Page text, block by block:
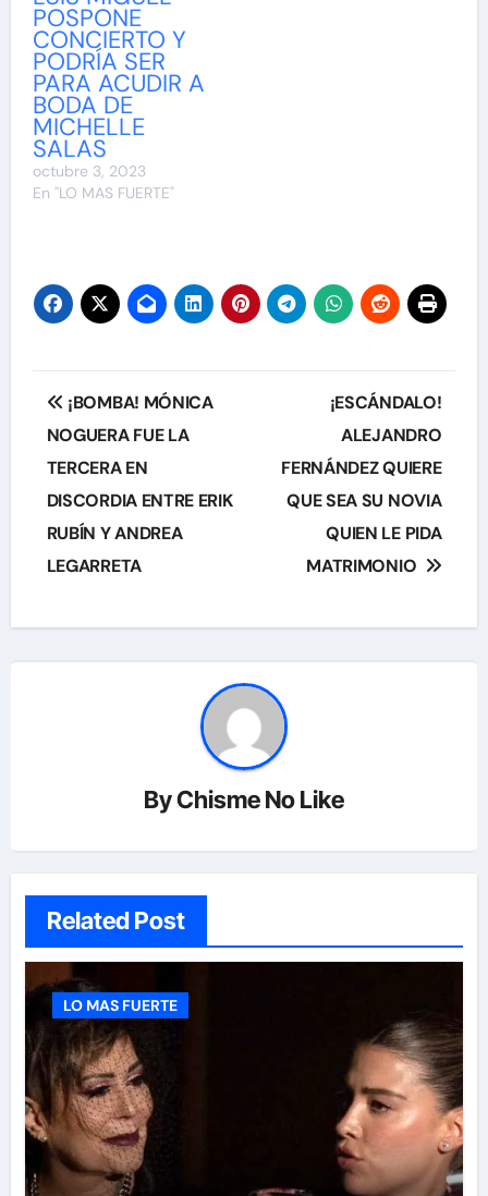
POSPONE
CONCIERTO Y
PODRÍA SER
PARA ACUDIR A
BODA DE
MICHELLE
SALAS
octubre 3, 2023
En "LO MAS FUERTE"
Navegación
de
entradas
¡BOMBA! MÓNICA
NOGUERA FUE LA
TERCERA EN
DISCORDIA ENTRE ERIK
RUBÍN Y ANDREA
LEGARRETA
¡ESCÁNDALO!
ALEJANDRO
FERNÁNDEZ QUIERE
QUE SEA SU NOVIA
QUIEN LE PIDA
MATRIMONIO
ByChisme No Like
Related Post
LO MAS FUERTE